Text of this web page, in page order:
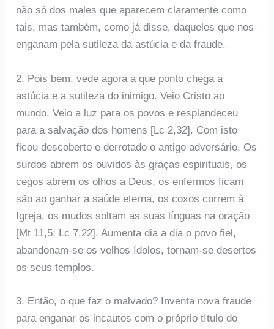
não só dos males que aparecem claramente como
tais, mas também, como já disse, daqueles que nos
enganam pela sutileza da astúcia e da fraude.
2. Pois bem, vede agora a que ponto chega a
astúcia e a sutileza do inimigo. Veio Cristo ao
mundo. Veio a luz para os povos e resplandeceu
para a salvação dos homens [Lc 2,32]. Com isto
ficou descoberto e derrotado o antigo adversário. Os
surdos abrem os ouvidos às graças espirituais, os
cegos abrem os olhos a Deus, os enfermos ficam
são ao ganhar a saúde eterna, os coxos correm à
Igreja, os mudos soltam as suas línguas na oração
[Mt 11,5; Lc 7,22]. Aumenta dia a dia o povo fiel,
abandonam-se os velhos ídolos, tornam-se desertos
os seus templos.
3. Então, o que faz o malvado? Inventa nova fraude
para enganar os incautos com o próprio título do